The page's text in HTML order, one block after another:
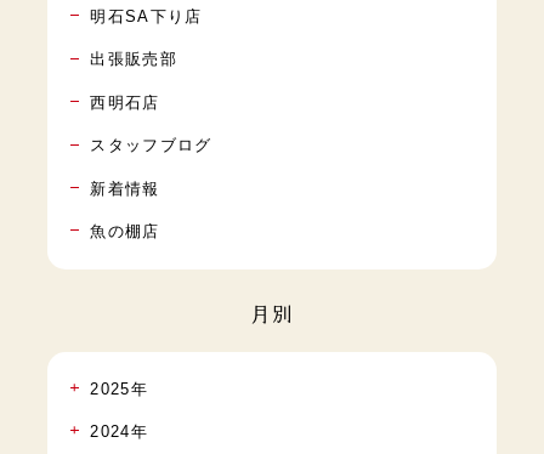
明石SA下り店
出張販売部
西明石店
スタッフブログ
新着情報
魚の棚店
月別
2025年
2024年